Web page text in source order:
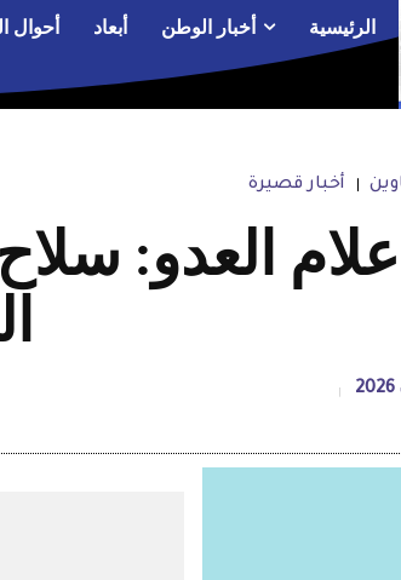
الرئيسية أخبار الوطن أبعاد أحوال
أخبار قصيرة
العدو: